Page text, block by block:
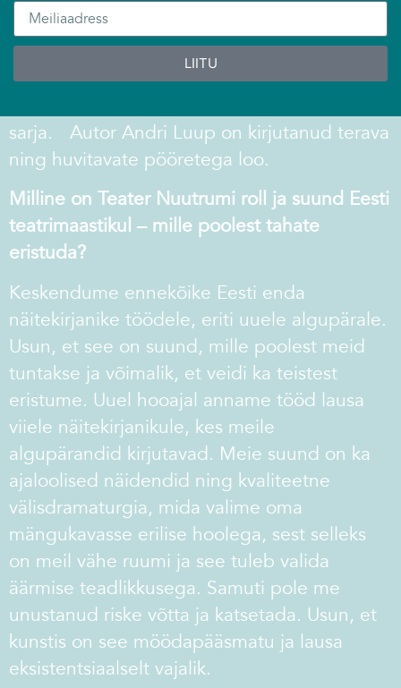
maletaja Paul Keresest – ning keskendub
perioodile 1949-1950. Lavastusega jätkab
Teater Nuutrum ühtlasi oma 2023. aastal
sarja. Autor Andri Luup on kirjutanud terava
ning huvitavate pööretega loo.
Milline on Teater Nuutrumi roll ja suund Eesti
teatrimaastikul – mille poolest tahate
eristuda?
Keskendume ennekõike Eesti enda
näitekirjanike töödele, eriti uuele algupärale.
Usun, et see on suund, mille poolest meid
tuntakse ja võimalik, et veidi ka teistest
eristume. Uuel hooajal anname tööd lausa
viiele näitekirjanikule, kes meile
algupärandid kirjutavad. Meie suund on ka
ajaloolised näidendid ning kvaliteetne
välisdramaturgia, mida valime oma
mängukavasse erilise hoolega, sest selleks
on meil vähe ruumi ja see tuleb valida
äärmise teadlikkusega. Samuti pole me
unustanud riske võtta ja katsetada. Usun, et
kunstis on see möödapääsmatu ja lausa
eksistentsiaalselt vajalik.
LIITU